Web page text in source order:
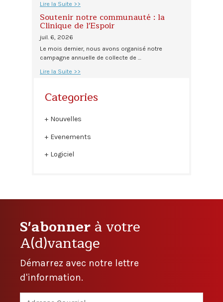
Lire la Suite >>
Soutenir notre communauté : la
Clinique de l'Espoir
juil. 6, 2026
Le mois dernier, nous avons organisé notre
campagne annuelle de collecte de …
Lire la Suite >>
Categories
Nouvelles
Evenements
Logiciel
S'abonnerà votre
A(d)vantage
Démarrez avec notre lettre
d'information.